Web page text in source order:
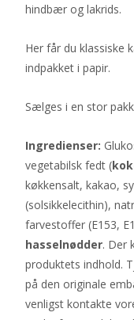
hindbær og lakrids.
Her får du klassiske
indpakket i papir.
Sælges i en stor
Ingredienser:
vegetabilsk fedt (
køkkensalt, kakao,
(solsikkelecithin),
farvestoffer (E153,
hasselnødder. Der
produktets indhold.
på den originale
venligst kontakte